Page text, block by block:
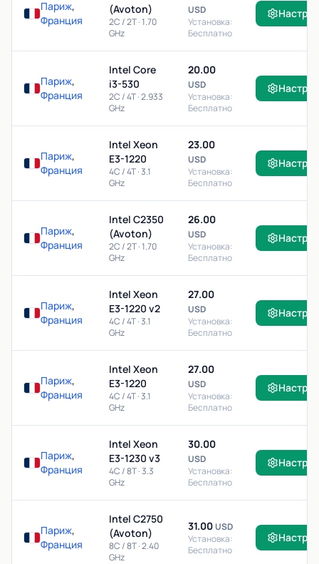
Париж,
Франция
(Avoton)
2C / 2T · 1.70
GHz
USD
Установка:
Бесплатно
Париж,
Франция
Intel Core
i3-530
2C / 4T · 2.933
GHz
20.00
USD
Установка:
Бесплатно
Париж,
Франция
Intel Xeon
E3-1220
4C / 4T · 3.1
GHz
23.00
USD
Установка:
Бесплатно
Париж,
Франция
Intel C2350
(Avoton)
2C / 2T · 1.70
GHz
26.00
USD
Установка:
Бесплатно
Париж,
Франция
Intel Xeon
E3-1220 v2
4C / 4T · 3.1
GHz
27.00
USD
Установка:
Бесплатно
Париж,
Франция
Intel Xeon
E3-1220
4C / 4T · 3.1
GHz
27.00
USD
Установка:
Бесплатно
Париж,
Франция
Intel Xeon
E3-1230 v3
4C / 8T · 3.3
GHz
30.00
USD
Установка:
Бесплатно
Париж,
Франция
Intel C2750
(Avoton)
8C / 8T · 2.40
GHz
31.00USD
Установка:
Бесплатно